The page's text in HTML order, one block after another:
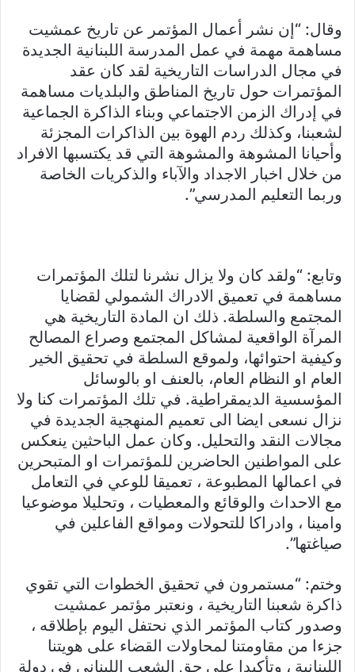
وقال: “إن نشر أعمال المؤتمر عن تاريخ عمشيت
مساهمة مهمة في عمل المدرسة اللبنانية الجديدة
في مجال الدراسات التاريخية لقد كان عقد
المؤتمرات حول تاريخ المناطق والبلديات مساهمة
في إدراك الزمن الاجتماعي وبناء الذاكرة الجماعية
لشعبنا، وكذلك ردم الهوة بين الذاكرات المجزئة
وأحيانا المشوهة والمشوهة التي قد يكتسبها الافراد
من خلال اخبار الاجداد والآباء والذكريات الخاصة
وربما التعليم المدرسي”.
وتابع: “ولقد كان ولا يزال نشرنا لتلك المؤتمرات
مساهمة في تعميق الادراك الشمولي لقضايا
المجتمع والسلطة. ذلك ان المادة التاريخية هي
المرآة الواقعية لمشاكل المجتمع وصراع المصالح
وكيفية احتوائها، ولموقع السلطة في تحقيق الخير
العام او النظام العام، بالعنف او بالوسائل
المؤسسية الديمقراطية. في تلك المؤتمرات كنا ولا
نزال نسعى ايضا الى تعميم المنهجية الجديدة في
مجالات النقد والتحليل. وكان عمل الباحثين ينعكس
على المواطنين الحاضرين للمؤتمرات او المتبحرين
في اعمالها المطبوعة ، تعميقا للوعي في التعامل
مع الاحداث والوقائع والمعطيات ، وتحليلا موضوعيا
وامينا ، وادراكا للتحولات ومواقع الفاعلين في
صياغتها”.
وختم: “مستمرون في تحقيق الخطوات التي تقوي
ذاكرة شعبنا التاريخية ، ونعتبر مؤتمر عمشيت
وصدور كتاب المؤتمر الذي نحتفل اليوم بإطلاقه ،
جزءا من مقاومتنا لمحاولات القضاء على هويتنا
اللبنانية ، وتأكيدا على حق الشعب اللبناني في دولة